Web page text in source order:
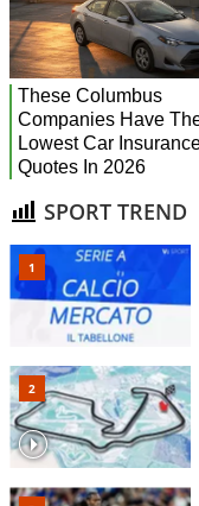
SPORT TREND